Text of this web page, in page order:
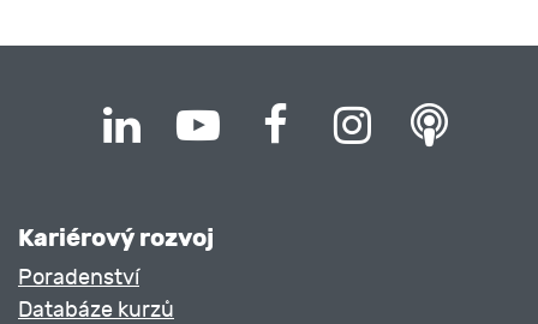
Kariérový rozvoj
Poradenství
Databáze kurzů